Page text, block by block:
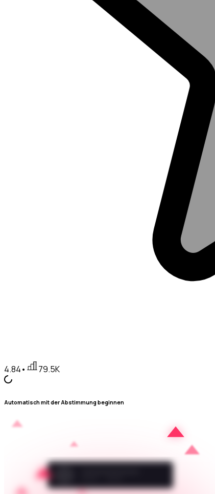
4.84• 79.5K
Automatisch mit der Abstimmung beginnen